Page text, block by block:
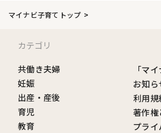
マイナビ子育てトップ
カテゴリ
共働き夫婦
妊娠
出産・産後
育児
教育
「マ
お知ら
利用規
著作権
プラ